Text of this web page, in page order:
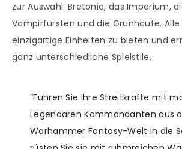
zur Auswahl: Bretonia, das Imperium,
Vampirfürsten und die Grünhäute.
einzigartige Einheiten zu bieten und
ganz unterschiedliche Spielstile.
“Führen Sie Ihre Streitkräfte mit
Legendären Kommandanten aus
Warhammer Fantasy-Welt in die